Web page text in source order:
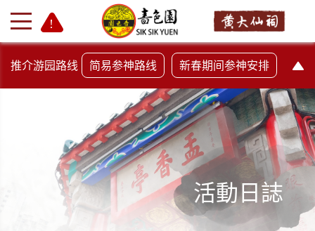
+
推介游园路线 简易参神路线 新春期间参神安排
活動日誌